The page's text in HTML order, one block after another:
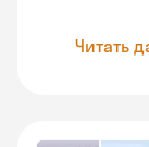
Читать